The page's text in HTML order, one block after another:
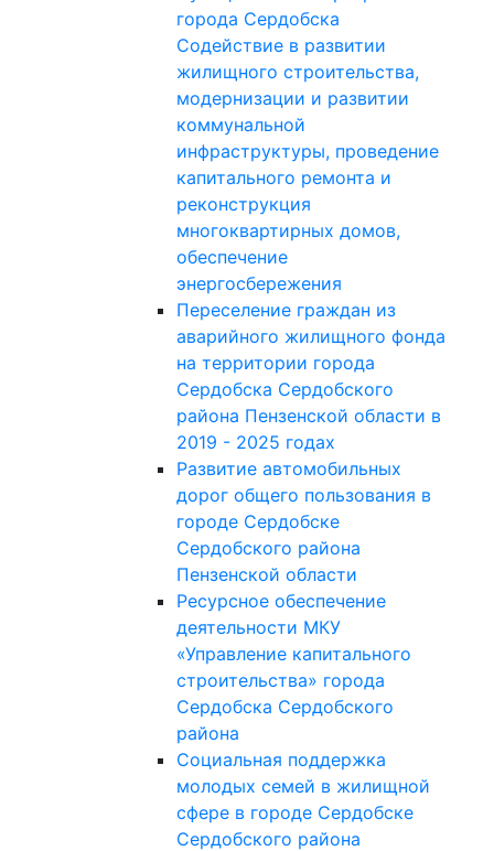
города Сердобска
Содействие в развитии
жилищного строительства,
модернизации и развитии
коммунальной
инфраструктуры, проведение
капитального ремонта и
реконструкция
многоквартирных домов,
обеспечение
энергосбережения
Переселение граждан из
аварийного жилищного фонда
на территории города
Сердобска Сердобского
района Пензенской области в
2019 - 2025 годах
Развитие автомобильных
дорог общего пользования в
городе Сердобске
Сердобского района
Пензенской области
Ресурсное обеспечение
деятельности МКУ
«Управление капитального
строительства» города
Сердобска Сердобского
района
Социальная поддержка
молодых семей в жилищной
сфере в городе Сердобске
Сердобского района